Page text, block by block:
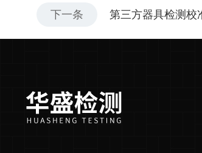
下一条 第三方器具检测校